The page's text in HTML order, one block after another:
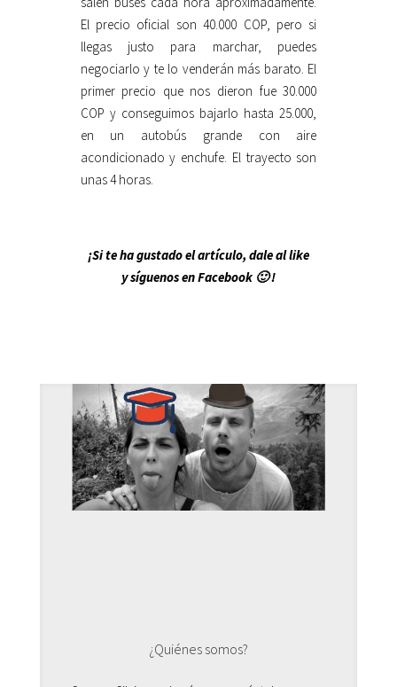
El precio oficial son 40.000 COP, pero si
llegas justo para marchar, puedes
negociarlo y te lo venderán más barato. El
primer precio que nos dieron fue 30.000
COP y conseguimos bajarlo hasta 25.000,
en un autobús grande con aire
acondicionado y enchufe. El trayecto son
unas 4 horas.
¡Si te ha gustado el artículo, dale al like
y síguenos en Facebook 🙂 !
¿Quiénes somos?